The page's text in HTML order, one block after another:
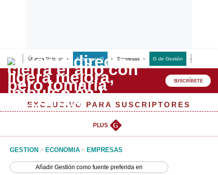
Últimas Noticias Empresas G Empresas G de Gestión
Lo último
Peru Quiosco
Management & Empleo
SUSCRÍBETE
EXCLUSIVO PARA SUSCRIPTORES
PLUS G
GESTION > ECONOMIA > EMPRESAS
AñadirGestión como fuente preferida en